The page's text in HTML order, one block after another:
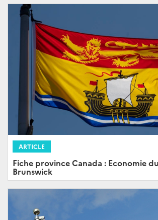
ARTICLE
Fiche province Canada : Economie
Brunswick